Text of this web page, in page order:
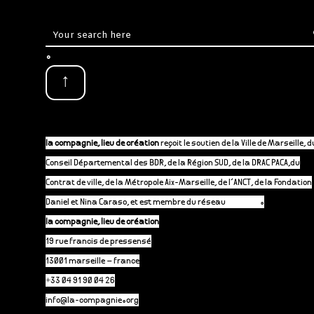
.
↑
la compagnie, lieu de créationreçoit le soutien de la Ville de Marseille,
Conseil Départemental des BDR, de la Région SUD, de la DRAC PACA,du
Contrat de ville, de la Métropole Aix-Marseille, de l’ANCT, de la Fondation
Daniel et Nina Caraso, et est membre du réseau .
la compagnie, lieu de création
19 rue francis de pressensé
13001 marseille – france
+33 04 91 90 04 26
info@la-compagnie.org